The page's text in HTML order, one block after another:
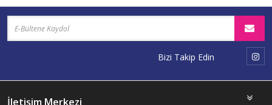
Bizi Takip Edin
İletişim Merkezi